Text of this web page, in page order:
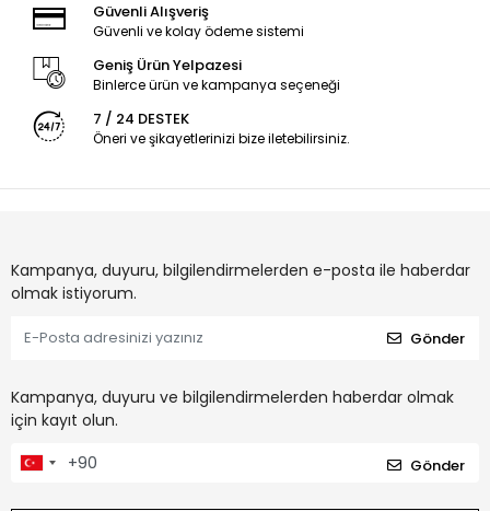
Güvenli Alışveriş
Güvenli ve kolay ödeme sistemi
Geniş Ürün Yelpazesi
Binlerce ürün ve kampanya seçeneği
7 / 24 DESTEK
Öneri ve şikayetlerinizi bize iletebilirsiniz.
Kampanya, duyuru, bilgilendirmelerden e-posta ile haberdar
olmak istiyorum.
Gönder
Kampanya, duyuru ve bilgilendirmelerden haberdar olmak
için kayıt olun.
Gönder